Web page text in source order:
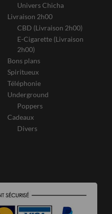
Univers Chicha
Livraison 2h00
CBD (Livraison 2h00)
E-Cigarette (Livraison
2h00)
Bons plans
Spiritueux
Téléphonie
Underground
Poppers
Cadeaux
Divers